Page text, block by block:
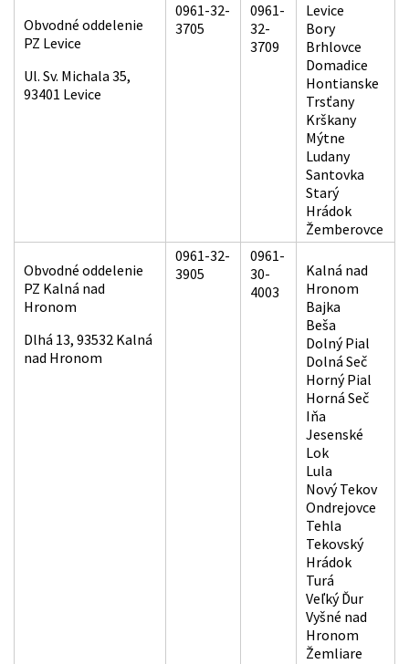
Obvodné oddelenie
PZ Levice
Ul. Sv. Michala 35,
93401 Levice
0961-32-
3705
0961-
32-
3709
Levice
Bory
Brhlovce
Domadice
Hontianske
Trsťany
Krškany
Mýtne
Ludany
Santovka
Starý
Hrádok
Žemberovce
Obvodné oddelenie
PZ Kalná nad
Hronom
Dlhá 13, 93532 Kalná
nad Hronom
0961-32-
3905
0961-
30-
4003
Kalná nad
Hronom
Bajka
Beša
Dolný Pial
Dolná Seč
Horný Pial
Horná Seč
Iňa
Jesenské
Lok
Lula
Nový Tekov
Ondrejovce
Tehla
Tekovský
Hrádok
Turá
Veľký Ďur
Vyšné nad
Hronom
Žemliare